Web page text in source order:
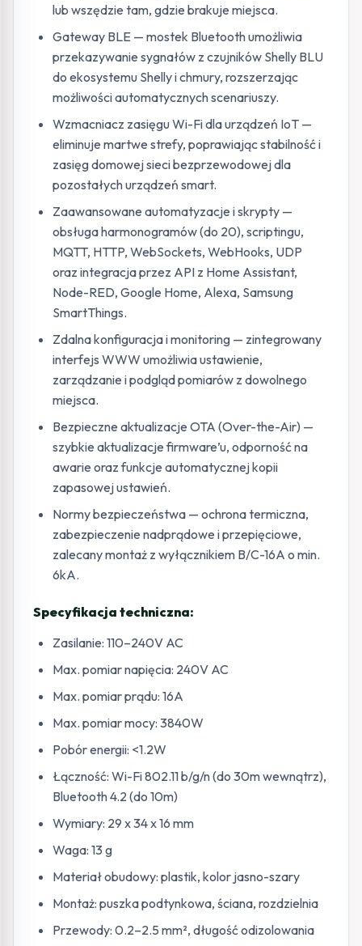
lub wszędzie tam, gdzie brakuje miejsca.
Gateway BLE — mostek Bluetooth umożliwia
przekazywanie sygnałów z czujników Shelly BLU
do ekosystemu Shelly i chmury, rozszerzając
możliwości automatycznych scenariuszy.
Wzmacniacz zasięgu Wi-Fi dla urządzeń IoT —
eliminuje martwe strefy, poprawiając stabilność i
zasięg domowej sieci bezprzewodowej dla
pozostałych urządzeń smart.
Zaawansowane automatyzacje i skrypty —
obsługa harmonogramów (do 20), scriptingu,
MQTT, HTTP, WebSockets, WebHooks, UDP
oraz integracja przez API z Home Assistant,
Node-RED, Google Home, Alexa, Samsung
SmartThings.
Zdalna konfiguracja i monitoring — zintegrowany
interfejs WWW umożliwia ustawienie,
zarządzanie i podgląd pomiarów z dowolnego
miejsca.
Bezpieczne aktualizacje OTA (Over-the-Air) —
szybkie aktualizacje firmware’u, odporność na
awarie oraz funkcje automatycznej kopii
zapasowej ustawień.
Normy bezpieczeństwa — ochrona termiczna,
zabezpieczenie nadprądowe i przepięciowe,
zalecany montaż z wyłącznikiem B/C-16A o min.
6kA.
Specyfikacja techniczna:
Zasilanie: 110–240V AC
Max. pomiar napięcia: 240V AC
Max. pomiar prądu: 16A
Max. pomiar mocy: 3840W
Pobór energii: <1.2W
Łączność: Wi-Fi 802.11 b/g/n (do 30m wewnątrz),
Bluetooth 4.2 (do 10m)
Wymiary: 29 x 34 x 16 mm
Waga: 13 g
Materiał obudowy: plastik, kolor jasno-szary
Montaż: puszka podtynkowa, ściana, rozdzielnia
Przewody: 0.2–2.5 mm², długość odizolowania